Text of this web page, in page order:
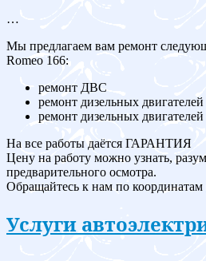
…
Мы предлагаем вам ремонт
Romeo 166:
ремонт ДВС
ремонт дизельных двигателей
ремонт дизельных
На все работы даётся ГАРАНТИЯ
Цену на работу можно узнать,
предварительного осмотра.
Обращайтесь к нам по координатам
Услуги